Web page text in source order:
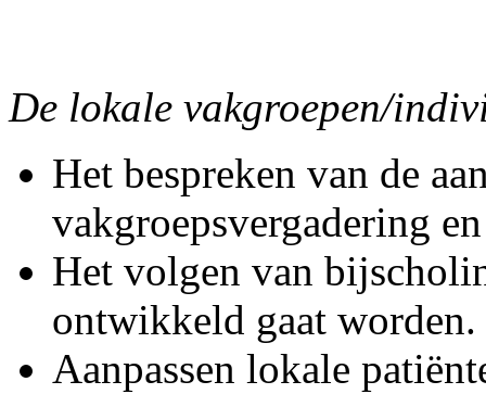
De lokale vakgroepen/
Het bespreken van de
vakgroepsvergadering
Het volgen van
ontwikkeld gaat worden.
Aanpassen lokale